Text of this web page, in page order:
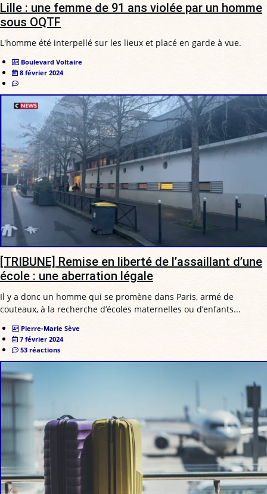
Lille : une femme de 91 ans violée par un homme
sous OQTF
L'homme été interpellé sur les lieux et placé en garde à vue.
Boulevard Voltaire
8 février 2024
[TRIBUNE] Remise en liberté de l’assaillant d’une
école : une aberration légale
Il y a donc un homme qui se promène dans Paris, armé de
couteaux, à la recherche d’écoles maternelles ou d’enfants...
Pierre-Marie Sève
7 février 2024
53 réactions